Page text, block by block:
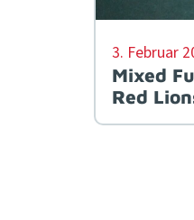
3. Februar
Mixed
Red